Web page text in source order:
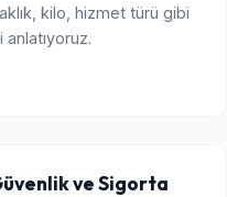
kilo, hizmet türü gibi
ve Sigorta